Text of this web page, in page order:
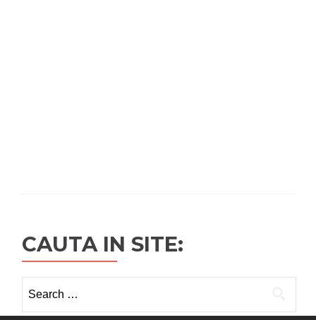
CAUTA IN SITE:
for: